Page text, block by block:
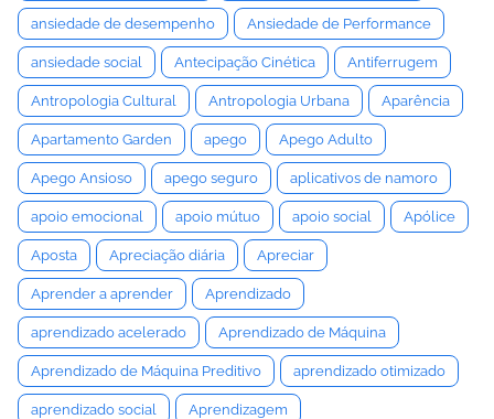
ansiedade de desempenho Ansiedade de Performance
ansiedade social Antecipação Cinética Antiferrugem
Antropologia Cultural Antropologia Urbana Aparência
Apartamento Garden apego Apego Adulto
Apego Ansioso apego seguro aplicativos de namoro
apoio emocional apoio mútuo apoio social Apólice
Aposta Apreciação diária Apreciar
Aprender a aprender Aprendizado
aprendizado acelerado Aprendizado de Máquina
Aprendizado de Máquina Preditivo aprendizado otimizado
aprendizado social Aprendizagem